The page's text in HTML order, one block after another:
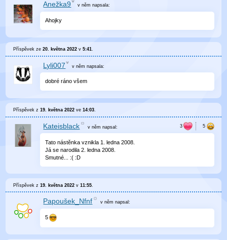
Anežka9 v něm napsala:
Ahojky
Příspěvek ze20. května 2022 v5:41
Lyli007 v něm napsala:
dobré ráno všem
Příspěvek z19. května 2022 ve14:03.
Kateisblack v němnapsal:
Tato nástěnka vznikla 1. ledna 2008.
Já se narodila 2. ledna 2008.
Smutné... :( :D
Příspěvek z19. května 2022 v11:55
Papoušek_Nfnf v němnapsal:
5